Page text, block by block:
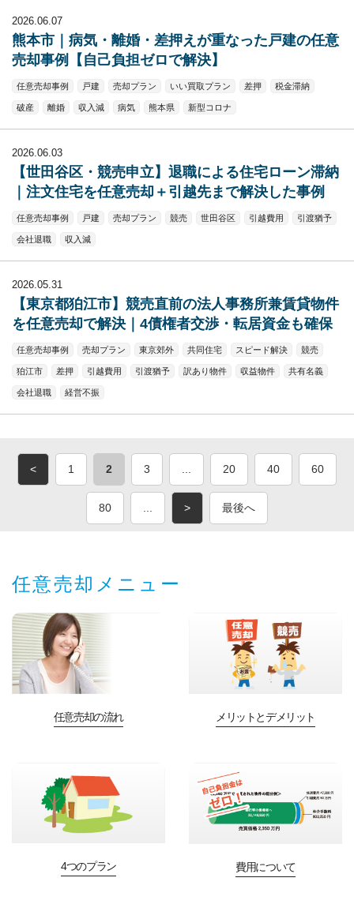
2026.06.07
熊本市｜病気・離婚・差押えが重なった戸建の任意
売却事例【自己負担ゼロで解決】
任意売却事例 戸建 売却プラン いい買取プラン 差押 税金滞納
破産 離婚 収入減 病気 熊本県 新型コロナ
2026.06.03
【世田谷区・競売申立】退職による住宅ローン滞納
｜注文住宅を任意売却＋引越先まで解決した事例
任意売却事例 戸建 売却プラン 競売 世田谷区 引越費用 引渡猶予
会社退職 収入減
2026.05.31
【東京都狛江市】競売直前の法人事務所兼賃貸物件
を任意売却で解決｜4債権者交渉・転居資金も確保
任意売却事例 売却プラン 東京郊外 共同住宅 スピード解決 競売
狛江市 差押 引越費用 引渡猶予 訳あり物件 収益物件 共有名義
会社退職 経営不振
< 1 2 3 20 40 60
80 > 最後へ
任意売却メニュー
任意売却の流れ メリットとデメリット
4つのプラン 費用について